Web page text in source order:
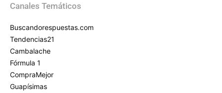
Canales Temáticos
Buscandorespuestas.com
Tendencias21
Cambalache
Fórmula 1
CompraMejor
Guapísimas